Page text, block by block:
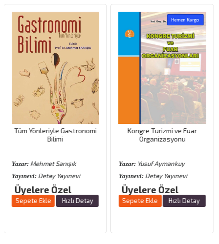
Gastronomi
Hızlı Detay
Hemen Kargo
Kongre Turizmi ve Fuar
Yazar: Yusuf Aymankuy
Yayınevi: Detay Yayınevi
Üyelere Özel
Sepete Ekle Hızlı Detay
Girişimcilik ve
Yazar:
Yayınevi:
%15
indirim